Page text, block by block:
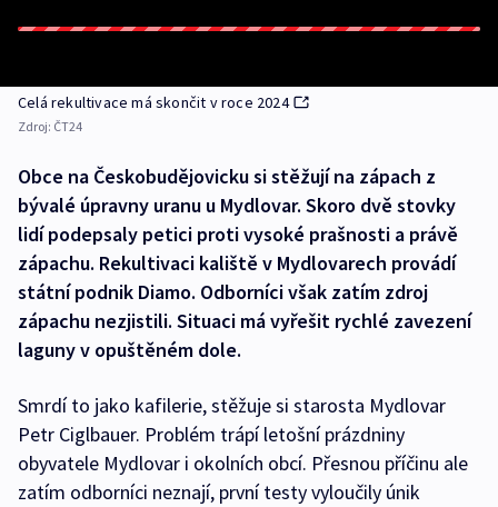
Celá rekultivace má skončit v roce 2024
Zdroj: ČT24
Obce na Českobudějovicku si stěžují na zápach z
bývalé úpravny uranu u Mydlovar. Skoro dvě stovky
lidí podepsaly petici proti vysoké prašnosti a právě
zápachu. Rekultivaci kaliště v Mydlovarech provádí
státní podnik Diamo. Odborníci však zatím zdroj
zápachu nezjistili. Situaci má vyřešit rychlé zavezení
laguny v opuštěném dole.
Smrdí to jako kafilerie, stěžuje si starosta Mydlovar
Petr Ciglbauer. Problém trápí letošní prázdniny
obyvatele Mydlovar i okolních obcí. Přesnou příčinu ale
zatím odborníci neznají, první testy vyloučily únik